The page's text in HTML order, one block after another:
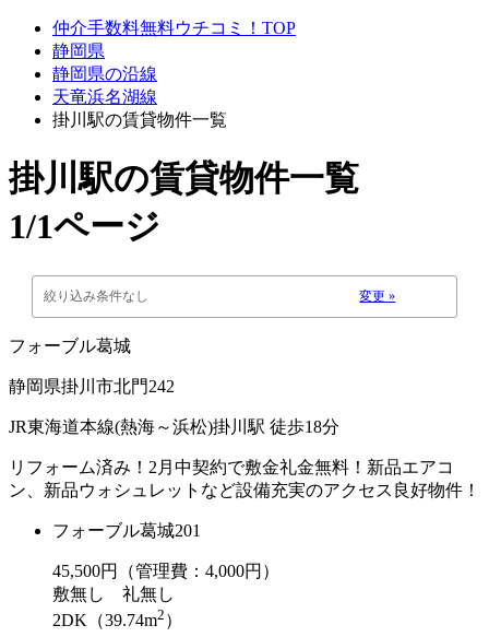
仲介手数料無料ウチコミ！TOP
静岡県
静岡県の沿線
天竜浜名湖線
掛川駅の賃貸物件一覧
掛川駅の賃貸物件一覧
1/1ページ
絞り込み条件なし 変更 »
フォーブル葛城
静岡県掛川市北門242
JR東海道本線(熱海～浜松)掛川駅 徒歩18分
リフォーム済み！2月中契約で敷金礼金無料！新品エアコ
ン、新品ウォシュレットなど設備充実のアクセス良好物件！
フォーブル葛城201
45,500円（管理費：4,000円）
敷無し 礼無し
2DK（39.74m2 ）